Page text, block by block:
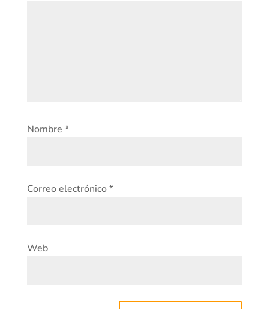
Nombre *
Correo electrónico*
Web